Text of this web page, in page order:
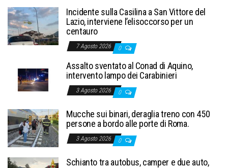
Incidente sulla Casilina a San Vittore del
Lazio, interviene l’elisoccorso per un
centauro
7 Agosto 2026 0
Assalto sventato al Conad di Aquino,
intervento lampo dei Carabinieri
3 Agosto 2026 0
Mucche sui binari, deraglia treno con 450
persone a bordo alle porte di Roma.
3 Agosto 2026 0
Schianto tra autobus, camper e due auto,